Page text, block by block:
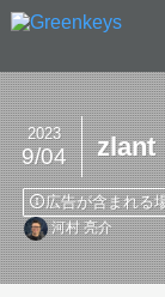
zlant
2023
9/04
広告が含まれる
河村 亮介